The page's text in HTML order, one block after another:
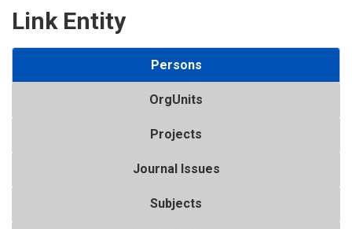
Link Entity
Persons
OrgUnits
Projects
Journal Issues
Subjects